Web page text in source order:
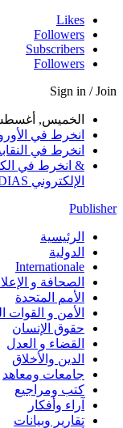
Likes
Followers
Subscribers
Followers
Sign in / Join
الخميس, أغسطس 6,
انخرط في
انخرط في
& انخرط في
الإلكتروني MEDIAS
Publisher
الرئيسية
الدولية
Internationale
الصحافة و
الأمم المتحدة
الأمن و القوات
حقوق الإنسان
القضاء و العدل
الدين والأخلاق
جامعات ومعاهد
كتب ومراجيع
آراء وأفكار
تقارير وبيانات